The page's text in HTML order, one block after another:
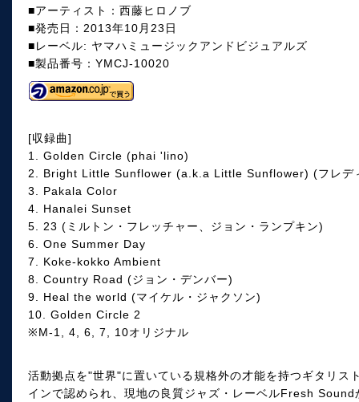
■アーティスト：西藤ヒロノブ
■発売日：2013年10月23日
■レーベル: ヤマハミュージックアンドビジュアルズ
■製品番号：YMCJ-10020
[収録曲]
1. Golden Circle (phai 'lino)
2. Bright Little Sunflower (a.k.a Little Sunflower) (フレデ
3. Pakala Color
4. Hanalei Sunset
5. 23 (ミルトン・フレッチャー、ジョン・ランプキン)
6. One Summer Day
7. Koke-kokko Ambient
8. Country Road (ジョン・デンバー)
9. Heal the world (マイケル・ジャクソン)
10. Golden Circle 2
※M-1, 4, 6, 7, 10オリジナル
活動拠点を"世界"に置いている規格外の才能を持つギタリス
インで認められ、現地の良質ジャズ・レーベルFresh